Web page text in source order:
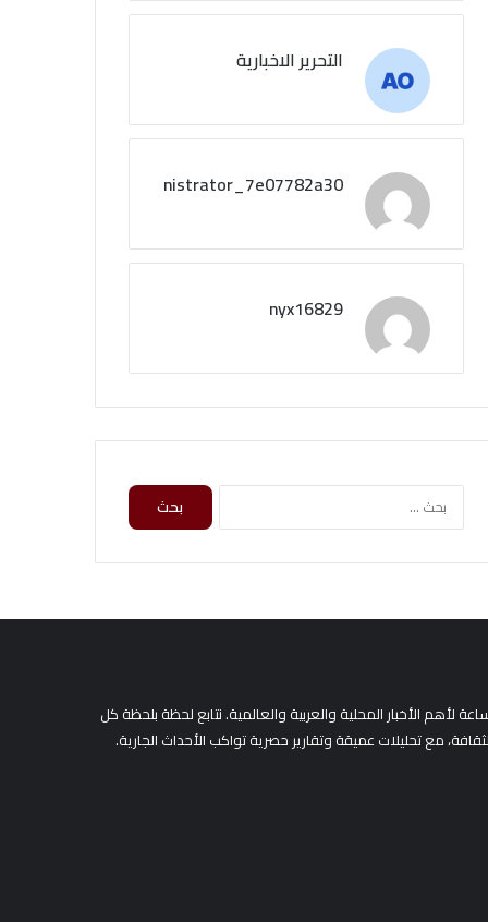
التحرير الاخبارية
administrator_7e07782a30
nyx16829
ح
الأخبار المحلية والعربية والعالمية. نتابع لحظة بلحظة كل
مع تحليلات عميقة وتقارير حصرية تواكب الأحداث الجارية.